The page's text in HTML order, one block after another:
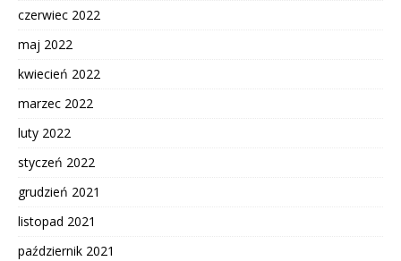
czerwiec 2022
maj 2022
kwiecień 2022
marzec 2022
luty 2022
styczeń 2022
grudzień 2021
listopad 2021
październik 2021